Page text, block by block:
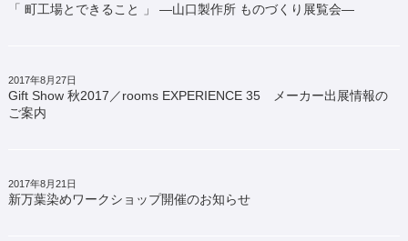
「 町工場とできること 」 ―山口製作所 ものづくり展覧会―
2017年8月27日
Gift Show 秋2017／rooms EXPERIENCE 35 メーカー出展情報の
ご案内
2017年8月21日
新万葉染めワークショップ開催のお知らせ